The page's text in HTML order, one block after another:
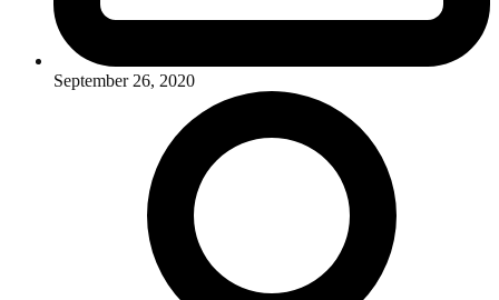
September 26, 2020